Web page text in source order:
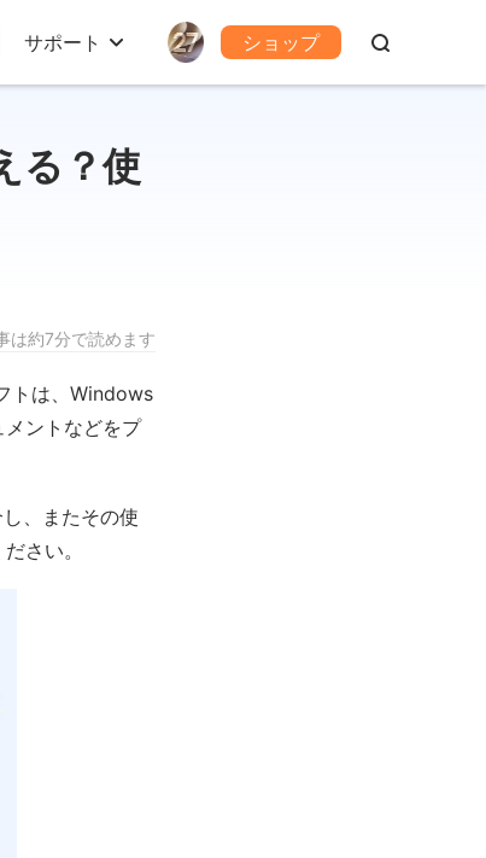
サポート ショップ
る？使
は約7分で読めます
トは、Windows
ントなどをプ
、またその使
さい。